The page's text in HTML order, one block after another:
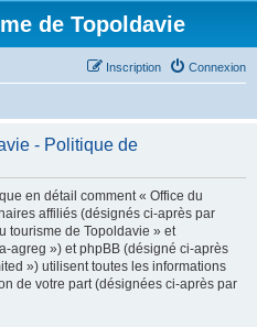
de Topoldavie
Connexion
Inscription
- Politique de
en détail comment « Office du
affiliés (désignés ci-après par
tourisme de Topoldavie » et
agreg ») et phpBB (désigné ci-après
») utilisent toutes les informations
de votre part (désignées ci-après par